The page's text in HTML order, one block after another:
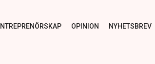
OPINION NYHETSBREV